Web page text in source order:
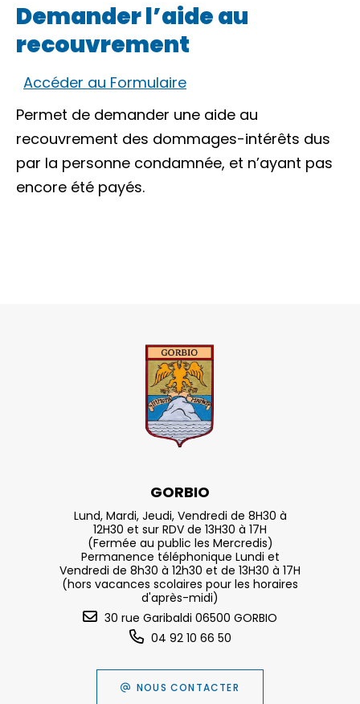
Demander l’aide au
recouvrement
Accéder au Formulaire
Permet de demander une aide au
recouvrement des dommages-intérêts dus
par la personne condamnée, et n’ayant pas
encore été payés.
GORBIO
Lund, Mardi, Jeudi, Vendredi de 8H30 à
12H30 et sur RDV de 13H30 à 17H
(Fermée au public les Mercredis)
Permanence téléphonique Lundi et
Vendredi de 8h30 à 12h30 et de 13H30 à 17H
(hors vacances scolaires pour les horaires
d'après-midi)
30 rue Garibaldi 06500 GORBIO
04 92 10 66 50
NOUS CONTACTER